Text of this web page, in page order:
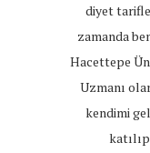
diyet
zamanda
Hacettepe
Uzmanı
kendimi